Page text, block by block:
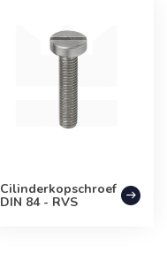
Cilinderkopschroef
DIN 84 - RVS